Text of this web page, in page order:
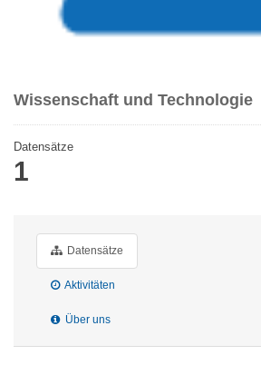
Wissenschaft und Technologie
Datensätze
1
Datensätze
Aktivitäten
Über uns